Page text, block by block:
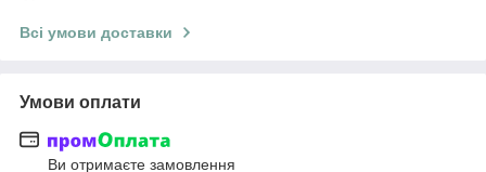
Всі умови доставки
Умови оплати
Ви отримаєте замовлення